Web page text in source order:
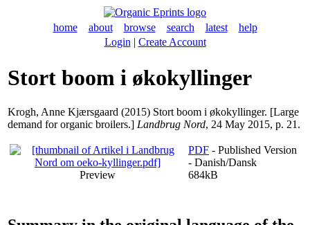
home about browse search latest
help
Login | Create Account
Stort boom i økokyllinger
Krogh, Anne Kjærsgaard (2015) Stort boom i økokyllinger. [Large
demand for organic broilers.] Landbrug Nord, 24 May 2015, p. 21.
Preview
PDF - Published Version
- Danish/Dansk
684kB